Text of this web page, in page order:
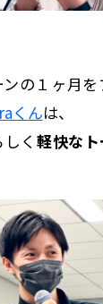
の１ヶ月
くんは、
く 軽快なト